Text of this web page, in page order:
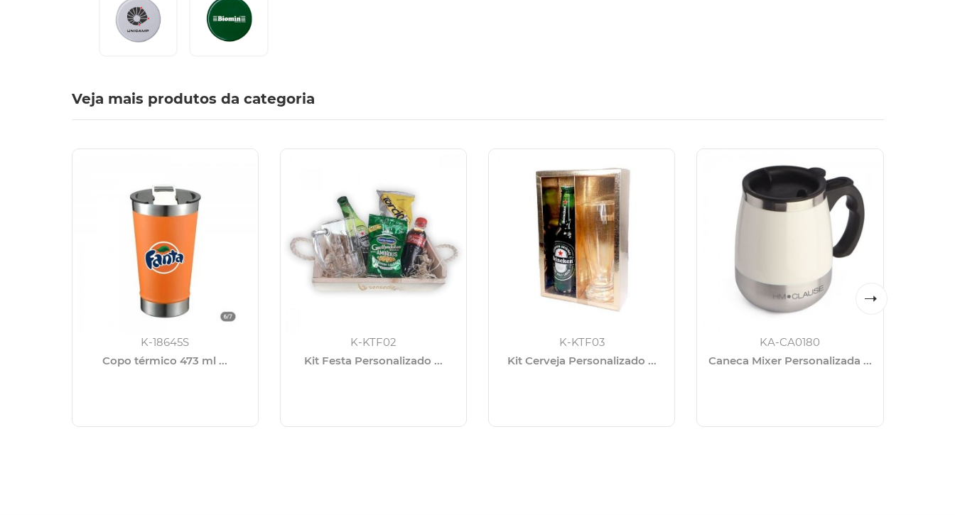
Veja mais produtos da categoria
K-18645S
Copo térmico 473 ml ...
K-KTF02
Kit Festa Personalizado ...
K-KTF03
Kit Cerveja Personalizado ...
KA-CA0180
Caneca Mixer Personalizada ...